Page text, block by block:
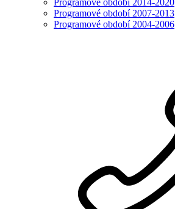
Programové období 2014-2020
Programové období 2007-2013
Programové období 2004-2006